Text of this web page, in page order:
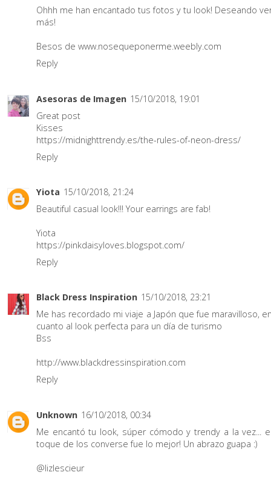
Ohhh me han encantado tus fotos y tu look! Deseando
más!
Besos de www.nosequeponerme.weebly.com
Reply
Asesoras de Imagen 15/10/2018, 19:01
Great post
Kisses
https://midnighttrendy.es/the-rules-of-neon-dress/
Reply
Yiota 15/10/2018, 21:24
Beautiful casual look!!! Your earrings are fab!
Yiota
https://pinkdaisyloves.blogspot.com/
Reply
Black Dress Inspiration 15/10/2018, 23:21
Me has recordado mi viaje a Japón que fue maravilloso,
cuanto al look perfecta para un día de turismo
Bss
http://www.blackdressinspiration.com
Reply
Unknown 16/10/2018, 00:34
Me encantó tu look, súper cómodo y trendy a la vez...
toque de los converse fue lo mejor! Un abrazo guapa :)
@lizlescieur